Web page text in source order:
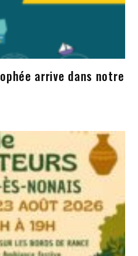
arrive dans notre